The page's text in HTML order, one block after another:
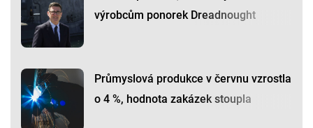
výrobcům ponorek Dreadnought
Průmyslová produkce v červnu vzrostla
o 4 %, hodnota zakázek stoupla